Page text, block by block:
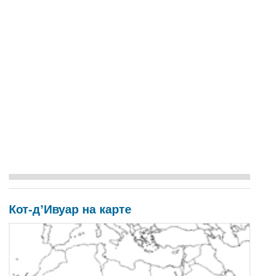
Кот-д’Ивуар на карте